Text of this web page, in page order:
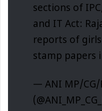
sections of
and IT Act:
reports of
stamp papers
— ANI MP/CG/